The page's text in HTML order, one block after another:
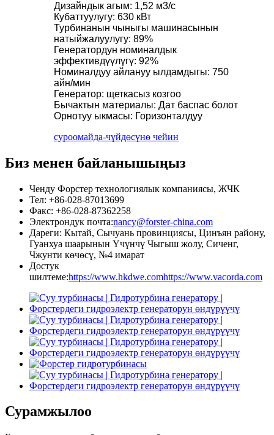
Дизайндык агым: 1,52 м3/с
Кубаттуулугу: 630 кВт
Турбинанын чыныгы машинасынын
натыйжалуулугу: 89%
Генератордун номиналдык
эффективдүүлүгү: 92%
Номиналдуу айлануу ылдамдыгы: 750
айн/мин
Генератор: щеткасыз козгоо
Бычактын материалы: Дат баспас болот
Орнотуу ыкмасы: Горизонталдуу
суроомайда-чүйдөсүнө чейин
Биз менен байланышыңыз
Ченду Форстер технологиялык компаниясы, ЖЧК
Тел: +86-028-87013699
Факс: +86-028-87362258
Электрондук почта:nancy@forster-china.com
Дареги: Кытай, Сычуань провинциясы, Цинъян району,
Гуанхуа шаарынын Үчүнчү Чыгыш жолу, Сиченг,
Чжунти көчөсү, №4 имарат
Достук
шилтеме:https://www.hkdwe.comhttps://www.vacorda.com
Сурамжылоо